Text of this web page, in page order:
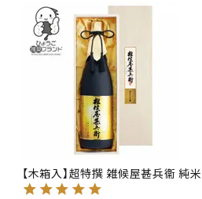
日本酒
その他お酒
食品
【木箱入】超特撰 雑候屋甚兵衞 純